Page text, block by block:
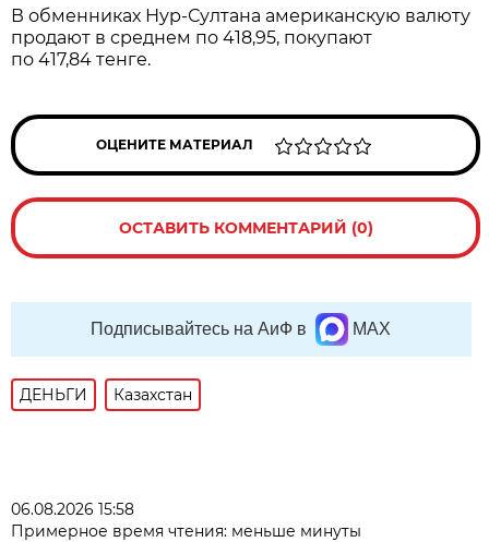
В обменниках Нур-Султана американскую валюту
продают в среднем по 418,95, покупают
по 417,84 тенге.
ОЦЕНИТЕ МАТЕРИАЛ
ОСТАВИТЬ КОММЕНТАРИЙ (0)
Подписывайтесь на АиФ в MAX
ДЕНЬГИ Казахстан
06.08.2026 15:58
Примерное время чтения: меньше минуты